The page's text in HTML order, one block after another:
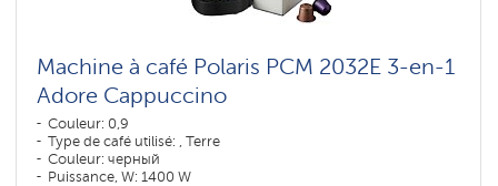
Machine à café Polaris PCM 2032E 3-en-1
Adore Cappuccino
Couleur: 0,9
Type de café utilisé: , Terre
Couleur: черный
Puissance, W: 1400 W